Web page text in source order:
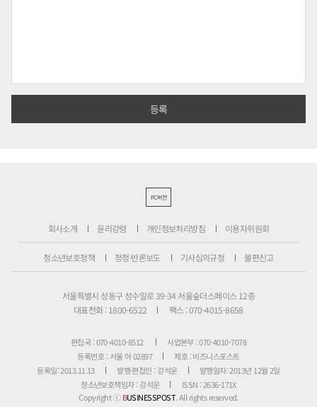
PC버전
회사소개 윤리강령 개인정보처리방침 이용자위원회
청소년보호정책 정정·반론보도 기사심의규정 불편신고
서울특별시 성동구 성수일로 39-34 서울숲더스페이스 12층
대표전화 : 1800-6522
팩스 : 070-4015-8658
편집국 : 070-4010-8512
사업본부 : 070-4010-7078
등록번호 : 서울 아 02897
제호 : 비즈니스포스트
등록일: 2013.11.13
발행·편집인 : 강석운
발행일자: 2013년 12월 2일
청소년보호책임자 : 강석운
ISSN : 2636-171X
Copyright ⓒBUSINESSPOST. All rights reserved.